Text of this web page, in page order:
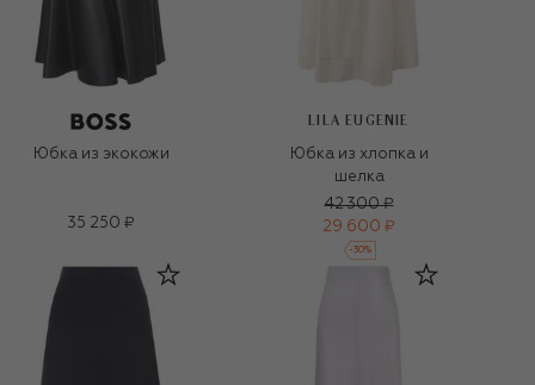
Юбка из экокожи
35 250 ₽
LILA EUGENIE
Юбка из хлопка и
шелка
42 300 ₽
29 600 ₽
-30%